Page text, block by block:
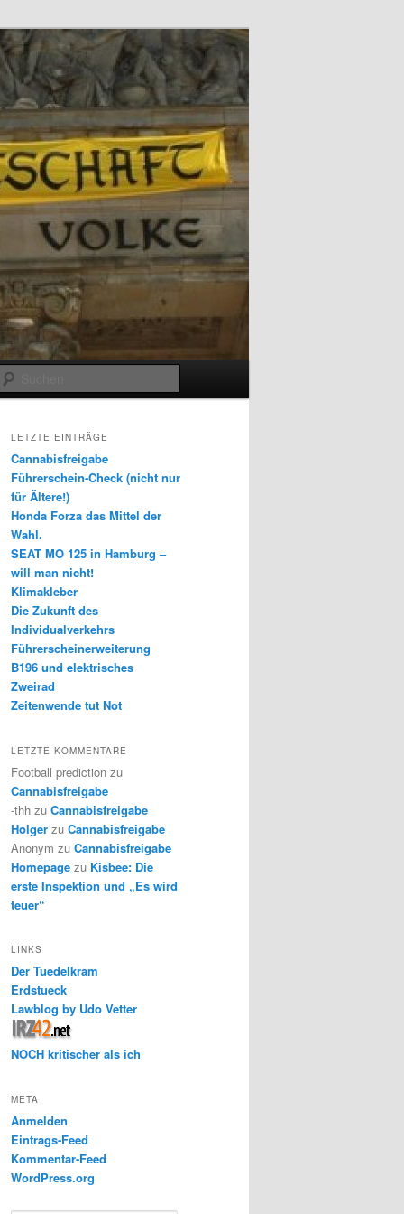
LETZTE EINTRÄGE
Cannabisfreigabe
Führerschein-Check (nicht nur
für Ältere!)
Honda Forza das Mittel der
Wahl.
SEAT MO 125 in Hamburg –
will man nicht!
Klimakleber
Die Zukunft des
Individualverkehrs
Führerscheinerweiterung
B196 und elektrisches
Zweirad
Zeitenwende tut Not
LETZTE KOMMENTARE
Football prediction zu
Cannabisfreigabe
-thh zu Cannabisfreigabe
Holger zu Cannabisfreigabe
Anonym zu Cannabisfreigabe
Homepage zu Kisbee: Die
erste Inspektion und „Es wird
teuer“
LINKS
Der Tuedelkram
Erdstueck
Lawblog by Udo Vetter
NOCH kritischer als ich
META
Anmelden
Eintrags-Feed
Kommentar-Feed
WordPress.org